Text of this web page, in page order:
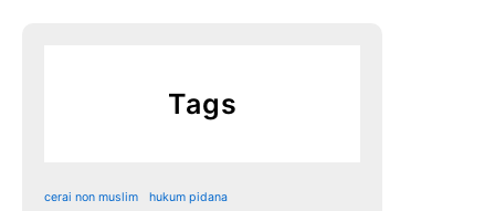
Tags
cerai non muslim hukum pidana